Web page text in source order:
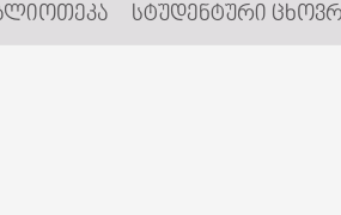
ᲡᲢᲣᲓᲔᲜᲢᲣᲠᲘ